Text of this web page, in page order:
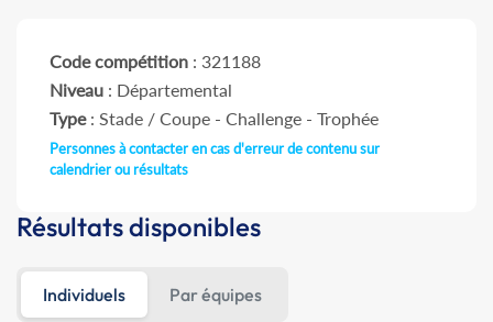
Code compétition : 321188
Niveau : Départemental
Type: Stade / Coupe - Challenge - Trophée
Personnes à contacter en cas d'erreur de contenu sur
calendrier ou résultats
Résultats disponibles
Individuels Par équipes